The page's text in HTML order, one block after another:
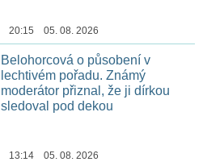
20:15 05. 08. 2026
Belohorcová o působení v
lechtivém pořadu. Známý
moderátor přiznal, že ji dírkou
sledoval pod dekou
13:14 05. 08. 2026